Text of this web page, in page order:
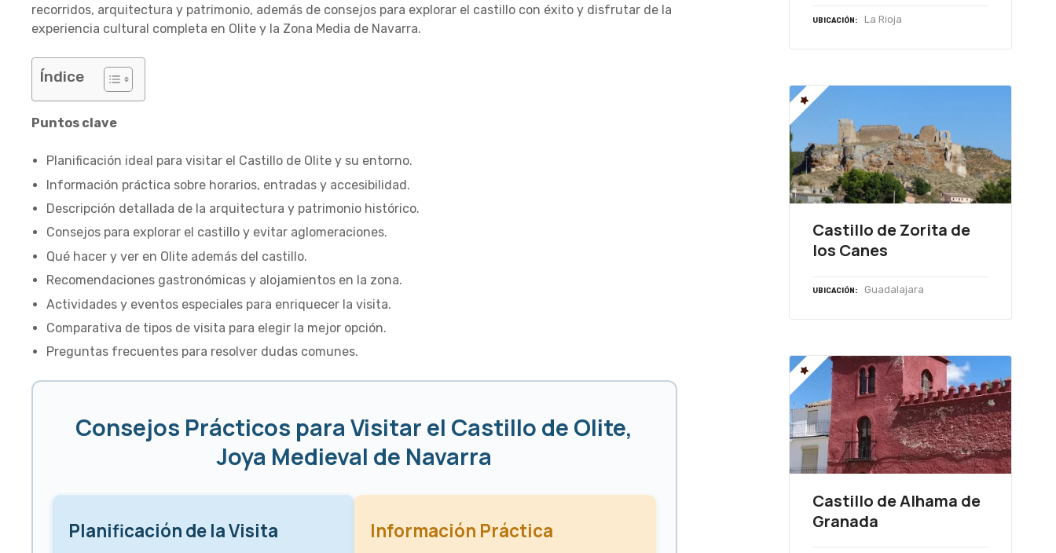
recorridos, arquitectura y patrimonio, además de consejos para explorar el castillo con éxito y disfrutar de la
experiencia cultural completa en Olite y la Zona Media de Navarra.
Índice
Puntos clave
Planificación ideal para visitar el Castillo de Olite y su entorno.
Información práctica sobre horarios, entradas y accesibilidad.
Descripción detallada de la arquitectura y patrimonio histórico.
Consejos para explorar el castillo y evitar aglomeraciones.
Qué hacer y ver en Olite además del castillo.
Recomendaciones gastronómicas y alojamientos en la zona.
Actividades y eventos especiales para enriquecer la visita.
Comparativa de tipos de visita para elegir la mejor opción.
Preguntas frecuentes para resolver dudas comunes.
Consejos Prácticos para Visitar el Castillo de Olite,
Joya Medieval de Navarra
Planificación de la Visita Información Práctica
UBICACIÓN La Rioja
Castillo de Zorita de
los Canes
UBICACIÓN Guadalajara
Castillo de Alhama de
Granada